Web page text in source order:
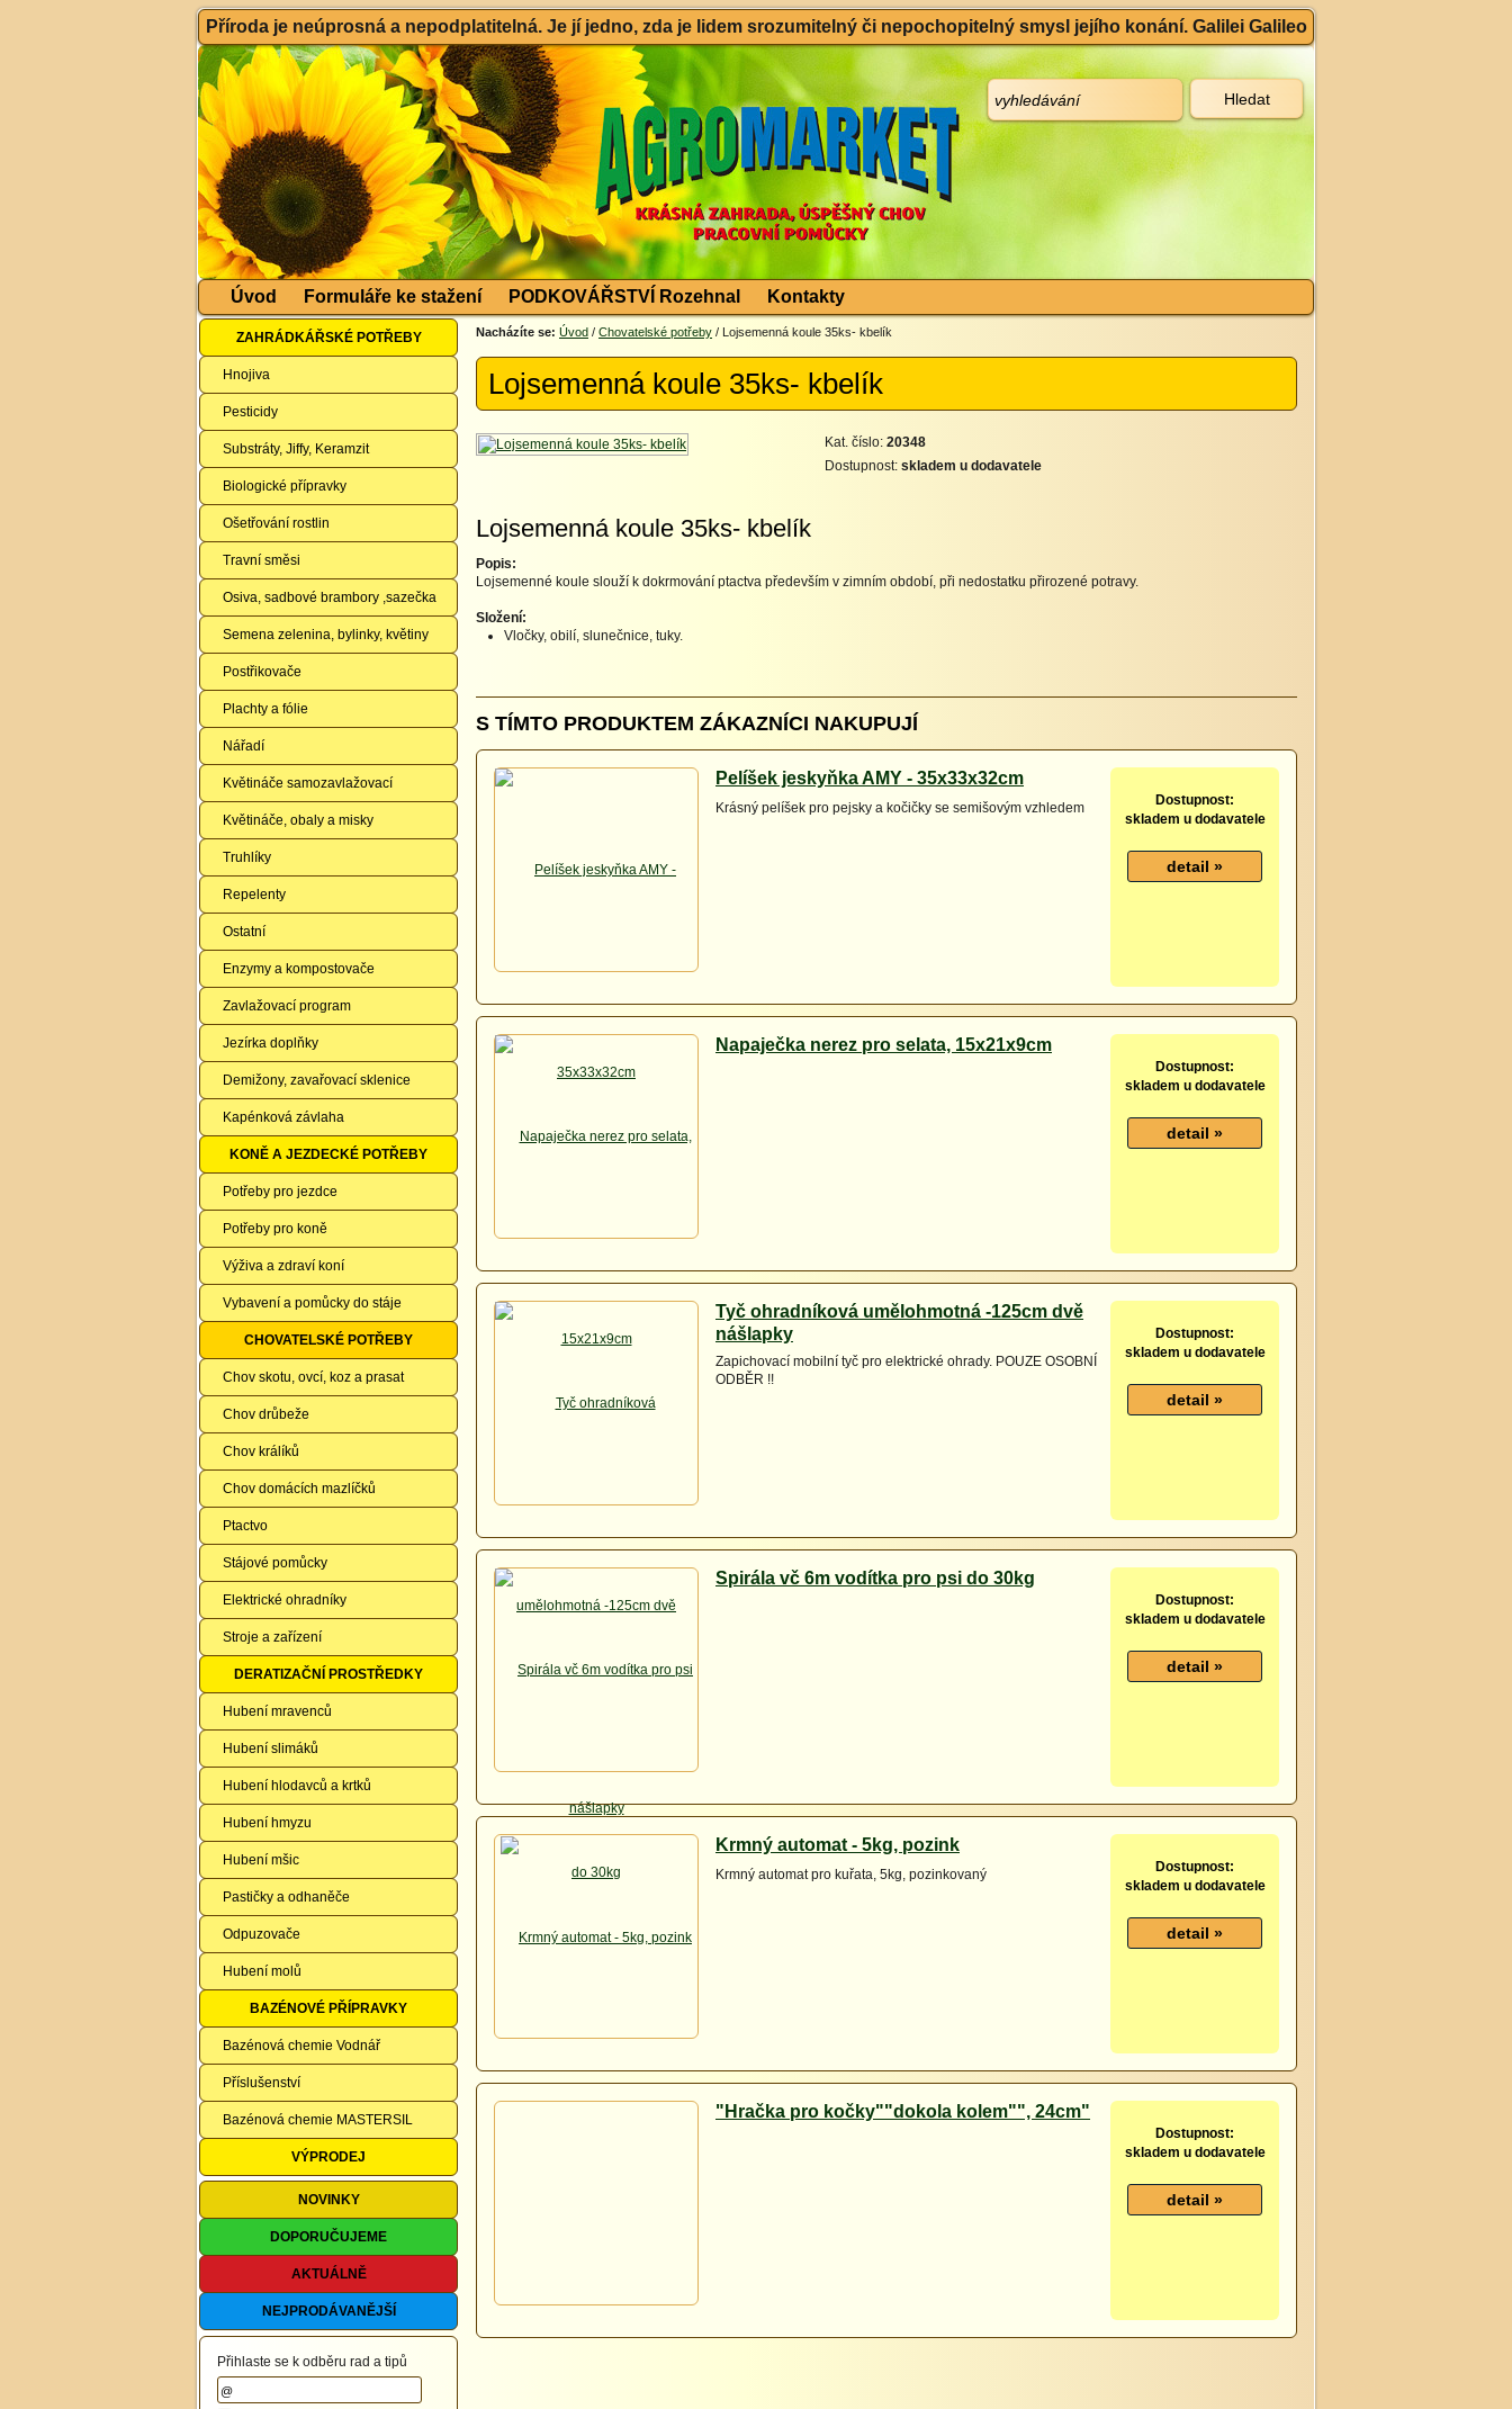
Příroda je neúprosná a nepodplatitelná. Je jí jedno, zda je lidem srozumitelný či nepochopitelný smysl jejího konání. Galilei Galileo
Úvod Formuláře ke stažení PODKOVÁŘSTVÍ Rozehnal Kontakty
ZAHRÁDKÁŘSKÉ POTŘEBY
Hnojiva
Pesticidy
Substráty, Jiffy, Keramzit
Biologické přípravky
Ošetřování rostlin
Travní směsi
Osiva, sadbové brambory ,sazečka
Semena zelenina, bylinky, květiny
Postřikovače
Plachty a fólie
Nářadí
Květináče samozavlažovací
Květináče, obaly a misky
Truhlíky
Repelenty
Ostatní
Enzymy a kompostovače
Zavlažovací program
Jezírka doplňky
Demižony, zavařovací sklenice
Kapénková závlaha
KONĚ A JEZDECKÉ POTŘEBY
Potřeby pro jezdce
Potřeby pro koně
Výživa a zdraví koní
Vybavení a pomůcky do stáje
CHOVATELSKÉ POTŘEBY
Chov skotu, ovcí, koz a prasat
Chov drůbeže
Chov králíků
Chov domácích mazlíčků
Ptactvo
Stájové pomůcky
Elektrické ohradníky
Stroje a zařízení
DERATIZAČNÍ PROSTŘEDKY
Hubení mravenců
Hubení slimáků
Hubení hlodavců a krtků
Hubení hmyzu
Hubení mšic
Pastičky a odhaněče
Odpuzovače
Hubení molů
BAZÉNOVÉ PŘÍPRAVKY
Bazénová chemie Vodnář
Příslušenství
Bazénová chemie MASTERSIL
VÝPRODEJ
NOVINKY
DOPORUČUJEME
AKTUÁLNĚ
NEJPRODÁVANĚJŠÍ
Přihlaste se k odběru rad a tipů
Nacházíte se: Úvod / Chovatelské potřeby / Lojsemenná koule 35ks- kbelík
Lojsemenná koule 35ks- kbelík
Kat. číslo: 20348
Dostupnost: skladem u dodavatele
Lojsemenná koule 35ks- kbelík
Popis:
Lojsemenné koule slouží k dokrmování ptactva především v zimním období, při nedostatku přirozené potravy.
Složení:
Vločky, obilí, slunečnice, tuky.
S TÍMTO PRODUKTEM ZÁKAZNÍCI NAKUPUJÍ
Pelíšek jeskyňka AMY - 35x33x32cm
Krásný pelíšek pro pejsky a kočičky se semišovým vzhledem
Dostupnost:
skladem u dodavatele
Napaječka nerez pro selata, 15x21x9cm
Dostupnost:
skladem u dodavatele
Tyč ohradníková umělohmotná -125cm dvě
nášlapky
Zapichovací mobilní tyč pro elektrické ohrady. POUZE OSOBNÍ
ODBĚR !!
Dostupnost:
skladem u dodavatele
Spirála vč 6m vodítka pro psi do 30kg
Dostupnost:
skladem u dodavatele
Krmný automat - 5kg, pozink
Krmný automat pro kuřata, 5kg, pozinkovaný
Dostupnost:
skladem u dodavatele
"Hračka pro kočky""dokola kolem"", 24cm"
Dostupnost:
skladem u dodavatele